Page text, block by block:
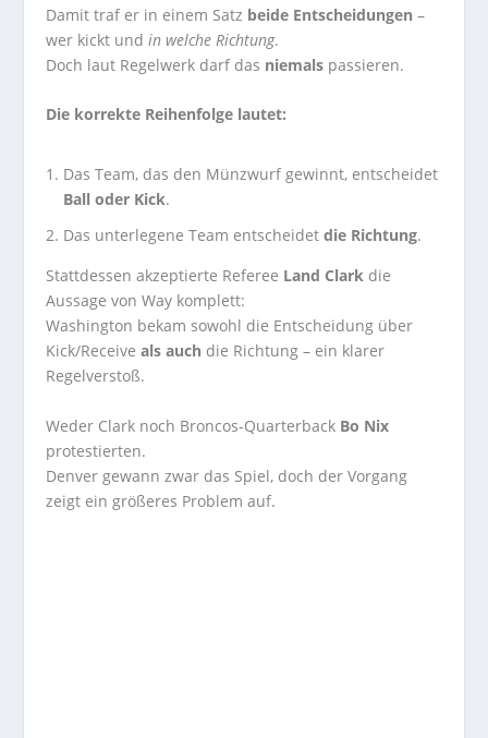
Damit traf er in einem Satz beide Entscheidungen –
wer kickt undin welche Richtung.
Doch laut Regelwerk darf das niemals passieren.
Die korrekte Reihenfolge lautet:
Das Team, das den Münzwurf gewinnt, entscheidet
Ball oder Kick.
Das unterlegene Team entscheidetdie Richtung.
Stattdessen akzeptierte Referee Land Clark die
Aussage von Way komplett:
Washington bekam sowohl die Entscheidung über
Kick/Receiveals auch die Richtung – ein klarer
Regelverstoß.
Weder Clark noch Broncos-Quarterback Bo Nix
protestierten.
Denver gewann zwar das Spiel, doch der Vorgang
zeigt ein größeres Problem auf.